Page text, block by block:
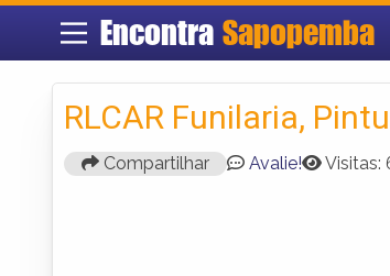
Encontra Sapopemba
RLCAR Funilaria,
Compartilhar Avalie! Visitas: